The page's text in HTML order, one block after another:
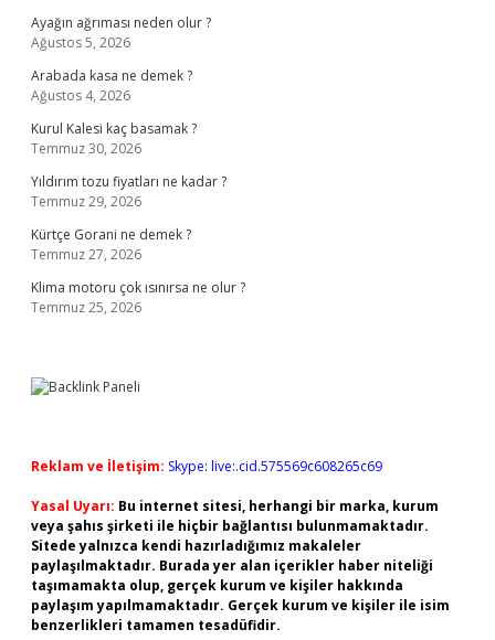
Ayağın ağrıması neden olur ?
Ağustos 5, 2026
Arabada kasa ne demek ?
Ağustos 4, 2026
Kurul Kalesi kaç basamak ?
Temmuz 30, 2026
Yıldırım tozu fiyatları ne kadar ?
Temmuz 29, 2026
Kürtçe Gorani ne demek ?
Temmuz 27, 2026
Klima motoru çok ısınırsa ne olur ?
Temmuz 25, 2026
Reklam ve İletişim: Skype: live:.cid.575569c608265c69
Yasal Uyarı: Bu internet sitesi, herhangi bir marka, kurum
veya şahıs şirketi ile hiçbir bağlantısı bulunmamaktadır.
Sitede yalnızca kendi hazırladığımız makaleler
paylaşılmaktadır. Burada yer alan içerikler haber niteliği
taşımamakta olup, gerçek kurum ve kişiler hakkında
paylaşım yapılmamaktadır. Gerçek kurum ve kişiler ile isim
benzerlikleri tamamen tesadüfidir.